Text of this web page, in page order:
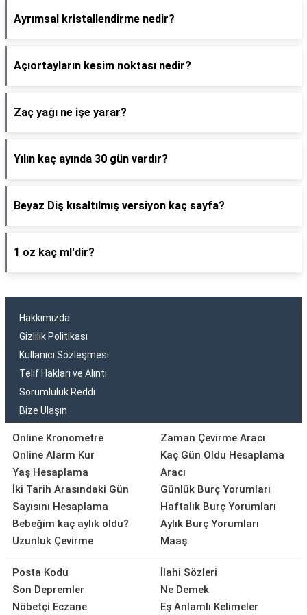
Ayrımsal kristallendirme nedir?
Açıortayların kesim noktası nedir?
Zaç yağı ne işe yarar?
Yılın kaç ayında 30 gün vardır?
Beyaz Diş kısaltılmış versiyon kaç sayfa?
1 oz kaç ml'dir?
Hakkımızda
Gizlilik Politikası
Kullanıcı Sözleşmesi
Telif Hakları ve Alıntı
Sorumluluk Reddi
Bize Ulaşın
Online Kronometre
Online Alarm Kur
Yaş Hesaplama
İki Tarih Arasındaki Gün
Sayısını Hesaplama
Bebeğim kaç aylık oldu?
Uzunluk Çevirme
Zaman Çevirme Aracı
Kaç Gün Oldu Hesaplama
Aracı
Günlük Burç Yorumları
Haftalık Burç Yorumları
Aylık Burç Yorumları
Maaş
Posta Kodu
Son Depremler
Nöbetçi Eczane
İlahi Sözleri
Ne Demek
Eş Anlamlı Kelimeler